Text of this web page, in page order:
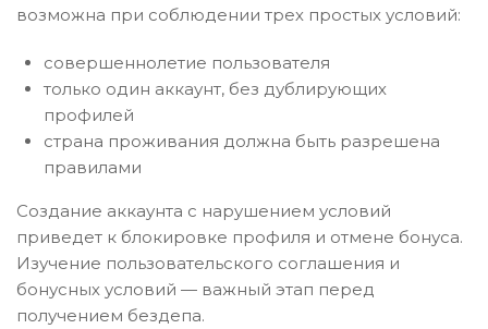
возможна при соблюдении трех простых условий:
совершеннолетие пользователя
только один аккаунт, без дублирующих
профилей
страна проживания должна быть разрешена
правилами
Создание аккаунта с нарушением условий
приведет к блокировке профиля и отмене бонуса.
Изучение пользовательского соглашения и
бонусных условий — важный этап перед
получением бездепа.